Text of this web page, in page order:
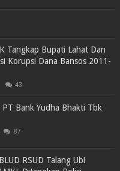
Tangkap Bupati Lahat Dan
Korupsi Dana Bansos 2011-
43
Bank Yudha Bhakti Tbk
87
RSUD Talang Ubi